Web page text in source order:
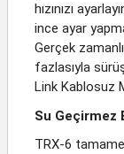
hızınızı
ince ayar
Gerçek
fazlasıyla
Link Kablosuz
Su Geçirmez
TRX-6